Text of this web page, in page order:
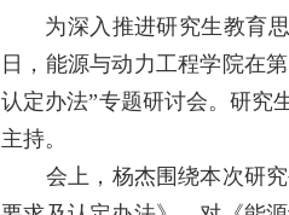
为深入推进研究生教育
日，能源与动力工程学院在
认定办法”专题研讨会。研究
主持。
会上，杨杰围绕本次研究